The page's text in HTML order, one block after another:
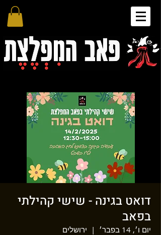
דואט בגינה - שישי קהילתי
בפאב
יום ו׳, 14 בפבר׳
  |
ירושלים